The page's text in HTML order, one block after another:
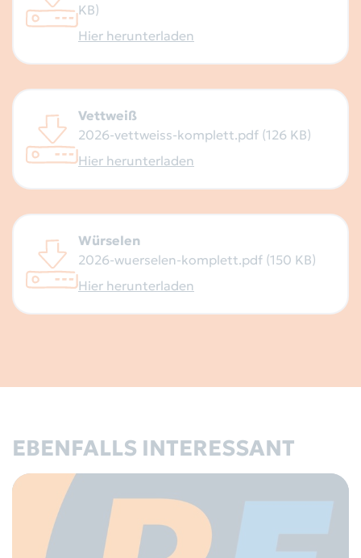
KB)
Hier herunterladen
Vettweiß
2026-vettweiss-komplett.pdf (126 KB)
Hier herunterladen
Würselen
2026-wuerselen-komplett.pdf (150 KB)
Hier herunterladen
EBENFALLS INTERESSANT